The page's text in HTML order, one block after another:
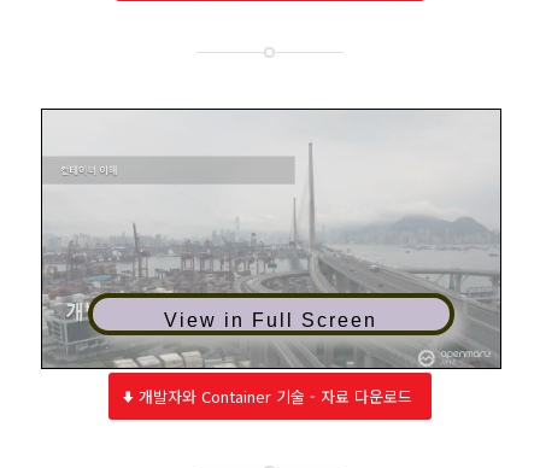
View in Full Screen
개발자와 Container 기술 - 자료 다운로드